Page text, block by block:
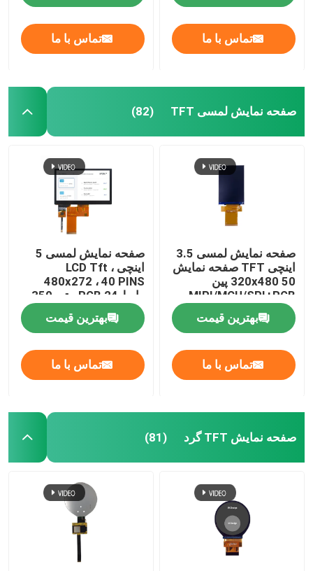
تماس با ما تماس با ما
صفحه نمایش لمسی TFT (82)
صفحه نمایش لمسی 3.5
اینچی TFT صفحه نمایش
320x480 50 پین
MIPI/MCU/SPI+RGB
بهترین قیمت
تماس با ما
صفحه نمایش لمسی 5
اینچی ، LCD Tft
480x272 ، 40 PINS
رابط RGB 24 بیتی 350
CD / M2
بهترین قیمت
تماس با ما
صفحه نمایش TFT گرد (81)